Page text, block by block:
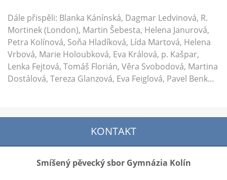
Dále přispěli: Blanka Kánínská, Dagmar Ledvinová, R.
Mortinek (London), Martin Šebesta, Helena Janurová,
Petra Kolínová, Soňa Hladíková, Lída Martová, Helena
Vrbová, Marie Holoubková, Eva Králová, p. Kašpar,
Lenka Fejtová, Tomáš Florián, Věra Svobodová, Martina
Dostálová, Tereza Glanzová, Eva Feiglová, Pavel Benk...
KONTAKT
Smíšený pěvecký sbor Gymnázia Kolín